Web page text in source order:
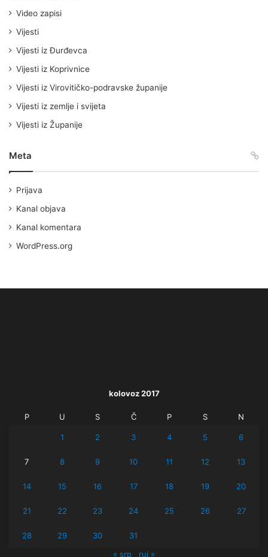
Video zapisi
Vijesti
Vijesti iz Đurđevca
Vijesti iz Koprivnice
Vijesti iz Virovitičko-podravske županije
Vijesti iz zemlje i svijeta
Vijesti iz Županije
Meta
Prijava
Kanal objava
Kanal komentara
WordPress.org
kolovoz 2017
P U S Č P S N
1 2 3 4 5 6
7 8 9 10 11 12 13
14 15 16 17 18 19 20
21 22 23 24 25 26 27
28 29 30
31
« srp
ruj »